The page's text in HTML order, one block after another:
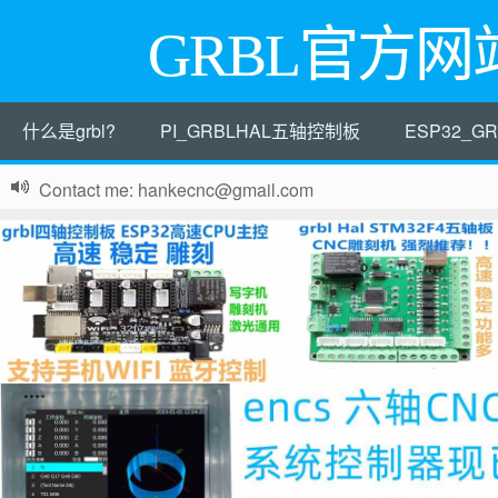
GRBL官方网
什么是grbl? PI_GRBLHAL五轴控制板
Contact me: hankecnc@gmail.com